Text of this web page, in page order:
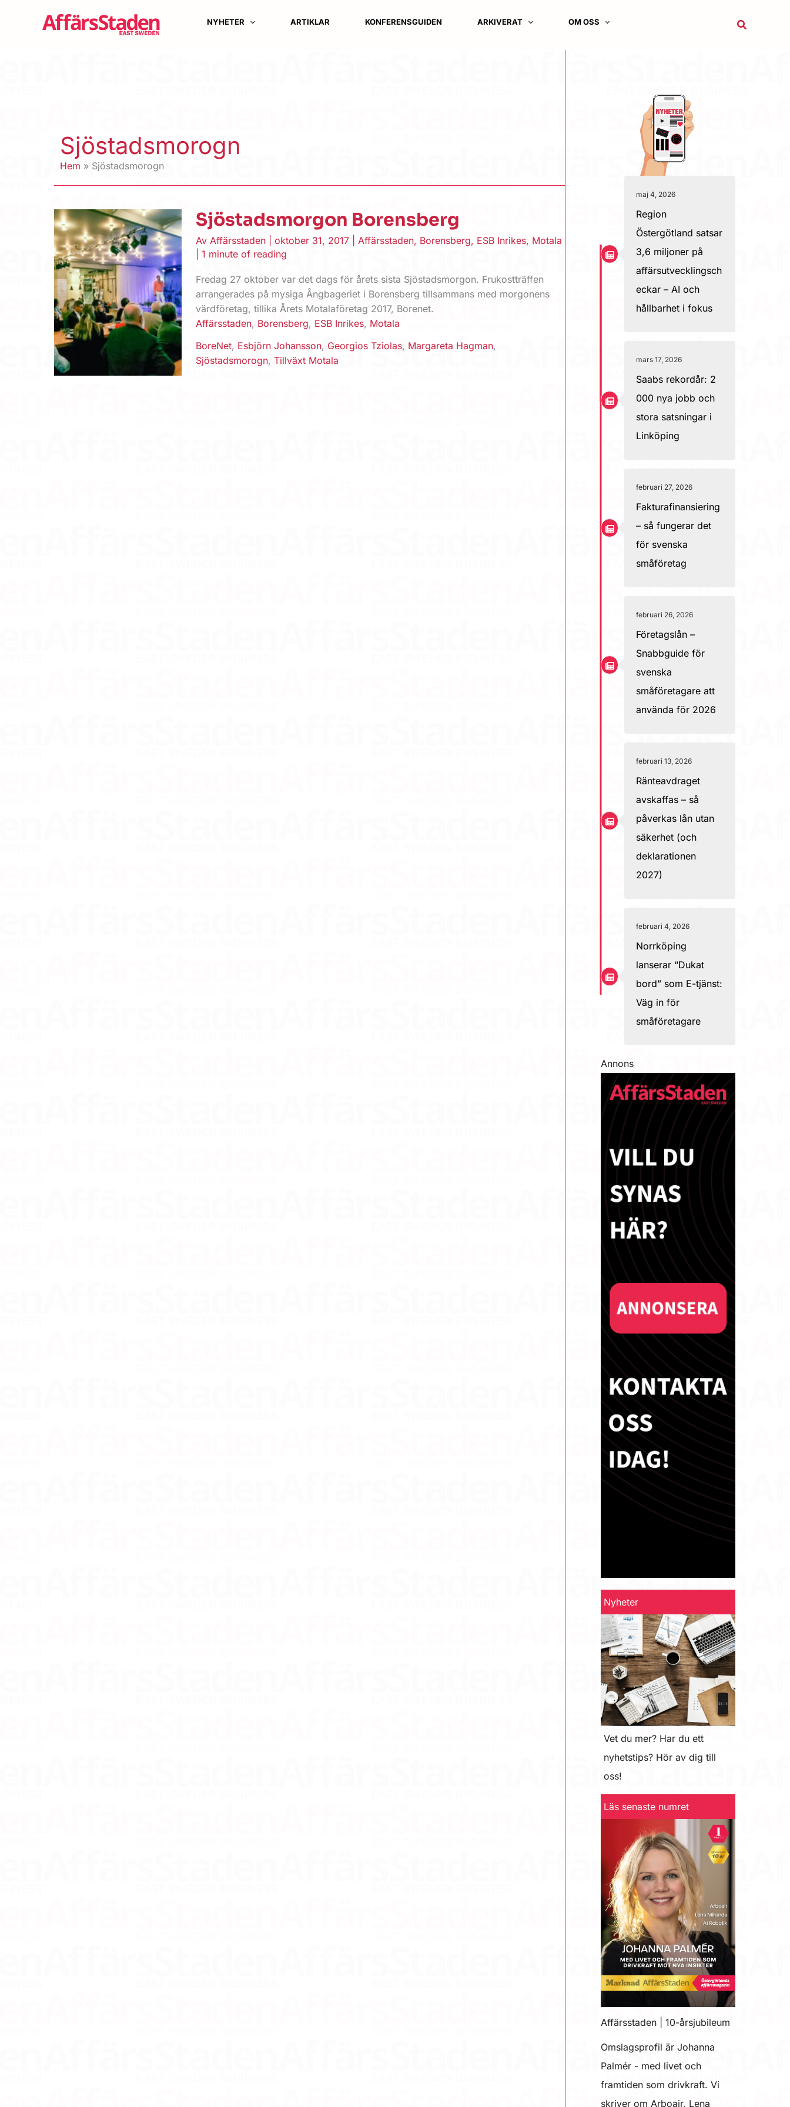
NYHETER ARTIKLAR KONFERENSGUIDEN ARKIVERAT OM OSS Sök
Sjöstadsmorogn
Hem Sjöstadsmorogn
Sjöstadsmorgon Borensberg
AvAffärsstaden |oktober 31, 2017 |Affärsstaden, Borensberg, ESB Inrikes, Motala
|1 minute of reading
Fredag 27 oktober var det dags för årets sista Sjöstadsmorgon. Frukostträffen
arrangerades på mysiga Ångbageriet i Borensberg tillsammans med morgonens
värdföretag, tillika Årets Motalaföretag 2017, Borenet.
Affärsstaden, Borensberg, ESB Inrikes, Motala
BoreNet, Esbjörn Johansson, Georgios Tziolas, Margareta Hagman,
Sjöstadsmorogn,Tillväxt Motala
maj 4, 2026
Region
Östergötland satsar
3,6 miljoner på
affärsutvecklingsch
eckar – AI och
hållbarhet i fokus
mars 17, 2026
Saabs rekordår: 2
000 nya jobb och
stora satsningar i
Linköping
februari 27, 2026
Fakturafinansiering
– så fungerar det
för svenska
småföretag
februari 26, 2026
Företagslån –
Snabbguide för
svenska
småföretagare att
använda för 2026
februari 13, 2026
Ränteavdraget
avskaffas – så
påverkas lån utan
säkerhet (och
deklarationen
2027)
februari 4, 2026
Norrköping
lanserar “Dukat
bord” som E-tjänst:
Väg in för
småföretagare
Annons
Nyheter
Vet du mer? Har du ett
nyhetstips? Hör av dig till
oss!
Läs senaste numret
Affärsstaden | 10-årsjubileum
Omslagsprofil är Johanna
Palmér - med livet och
framtiden som drivkraft. Vi
skriver om Arboair, Lena